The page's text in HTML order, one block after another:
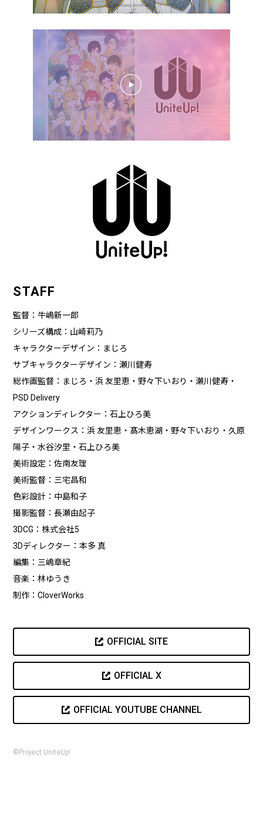
STAFF
監督：牛嶋新一郎
シリーズ構成：山崎莉乃
キャラクターデザイン：まじろ
サブキャラクターデザイン：瀬川健寿
総作画監督：まじろ・浜 友里恵・野々下いおり・瀬川健寿・
PSD Delivery
アクションディレクター：石上ひろ美
デザインワークス：浜 友里恵・髙木恵湖・野々下いおり・久原
陽子・水谷汐里・石上ひろ美
美術設定：佐南友理
美術監督：三宅昌和
色彩設計：中島和子
撮影監督：長瀬由起子
3DCG：株式会社5
3Dディレクター：本多 真
編集：三嶋章紀
音楽：林ゆうき
制作：CloverWorks
OFFICIAL SITE
OFFICIAL X
OFFICIAL YOUTUBE CHANNEL
©Project UniteUp!